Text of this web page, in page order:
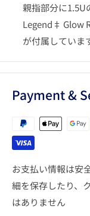
親指部分に1.5U
Legend‡ Glow
が付属していま
Payment &
お支払い情報は安
細を保存したり、
はありません